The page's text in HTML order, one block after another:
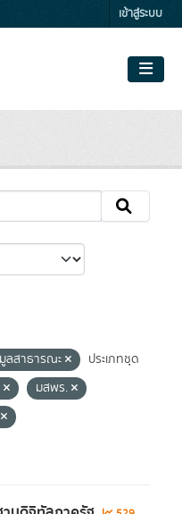
เข้าสู่ระบบ
ลสาธารณะ
ประเภทชุด
มสพร.